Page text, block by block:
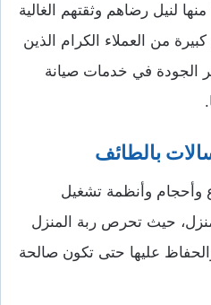
لنيل رضاهم وثقتهم الغالية
من العملاء الكرام الذين
الجودة في خدمات صيانة
بالطائف
وأحجام وأنظمة تشغيل
حيث تحرص ربة المنزل
عليها حتى تكون صالحة